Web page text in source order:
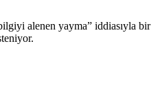
alenen yayma” iddiasıyla bir